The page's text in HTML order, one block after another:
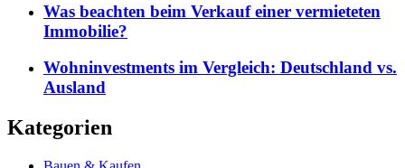
Was beachten beim Verkauf einer vermieteten
Immobilie?
Wohninvestments im Vergleich: Deutschland vs.
Ausland
Kategorien